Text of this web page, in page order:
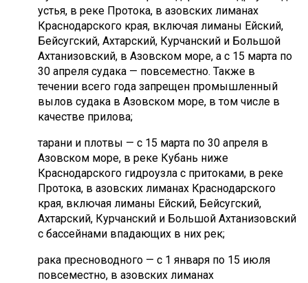
устья, в реке Протока, в азовских лиманах
Краснодарского края, включая лиманы Ейский,
Бейсугский, Ахтарский, Курчанский и Большой
Ахтанизовский, в Азовском море, а с 15 марта по
30 апреля судака — повсеместно. Также в
течении всего года запрещен промышленный
вылов судака в Азовском море, в том числе в
качестве прилова;
тарани и плотвы — с 15 марта по 30 апреля в
Азовском море, в реке Кубань ниже
Краснодарского гидроузла с притоками, в реке
Протока, в азовских лиманах Краснодарского
края, включая лиманы Ейский, Бейсугский,
Ахтарский, Курчанский и Большой Ахтанизовский
с бассейнами впадающих в них рек;
рака пресноводного — с 1 января по 15 июля
повсеместно, в азовских лиманах